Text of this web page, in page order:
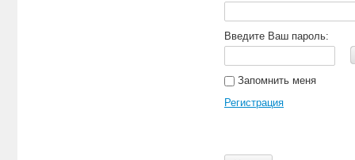
Введите Ваш пароль:
Запомнить меня
Регистрация